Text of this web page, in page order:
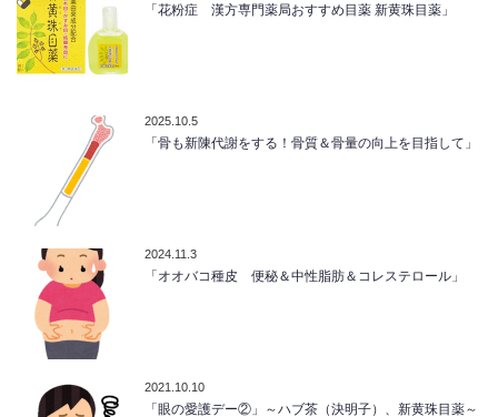
「花粉症 漢方専門薬局おすすめ目薬 新黄珠目薬」
2025.10.5
「骨も新陳代謝をする！骨質＆骨量の向上を目指して」
2024.11.3
「オオバコ種皮 便秘＆中性脂肪＆コレステロール」
2021.10.10
「眼の愛護デー②」～ハブ茶（決明子）、新黄珠目薬～